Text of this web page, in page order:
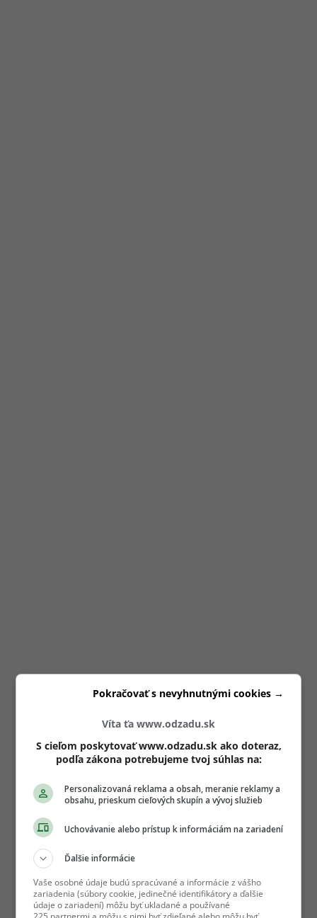
Víta ťa www.odzadu.sk
S cieľom poskytovať www.odzadu.sk ako doteraz,
podľa zákona potrebujeme tvoj súhlas na:
Personalizovaná reklama a obsah, meranie reklamy a
obsahu, prieskum cieľových skupín a vývoj služieb
Uchovávanie alebo prístup k informáciám na zariadení
Ďalšie informácie
Vaše osobné údaje budú spracúvané a informácie z vášho
zariadenia (súbory cookie, jedinečné identifikátory a ďalšie
údaje o zariadení) môžu byť ukladané a používané
Pokračovať s nevyhnutnými cookies →